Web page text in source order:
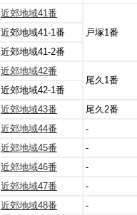
近郊地域41番
戸塚1番
近郊地域41-1番
近郊地域41-2番
近郊地域42番
尾久1番
近郊地域42-1番
近郊地域43番
尾久2番
近郊地域44番
-
近郊地域45番
-
近郊地域46番
-
近郊地域47番
-
近郊地域48番
-